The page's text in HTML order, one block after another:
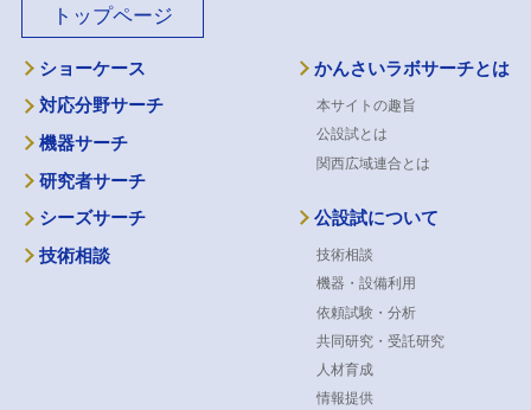
トップページ
ショーケース
対応分野サーチ
機器サーチ
研究者サーチ
シーズサーチ
技術相談
かんさいラボサーチとは
本サイトの趣旨
公設試とは
関西広域連合とは
公設試について
技術相談
機器・設備利用
依頼試験・分析
共同研究・受託研究
人材育成
情報提供